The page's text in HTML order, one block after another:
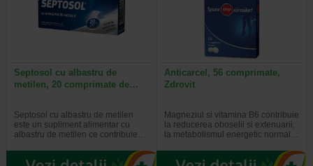
Septosol cu albastru de
metilen, 20 comprimate de…
Septosol cu albastru de metilen
este un supliment alimentar cu
albastru de metilen ce contribuie…
Anticarcel, 56 comprimate,
Zdrovit
Magneziul si vitamina B6 contribuie
la reducerea oboselii si extenuarii,
la metabolismul energetic normal…